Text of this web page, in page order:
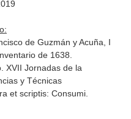
de Guzmán y Acuña, I
de 1638.
XVII Jornadas de la
y Técnicas
et scriptis: Consumi.